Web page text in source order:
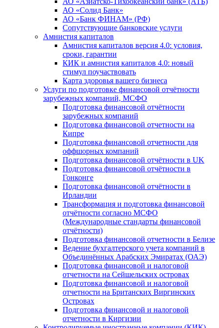
АО «Солид Банк»
АО «Банк ФИНАМ» (РФ)
Сопутствующие банковские услуги
Амнистия капиталов
Амнистия капиталов версия 4.0: условия,
сроки, гарантии
КИК и амнистия капиталов 4.0: новый
стимул поучаствовать
Карта здоровья вашего бизнеса
Услуги по подготовке финансовой отчётности
зарубежных компаний, МСФО
Подготовка финансовой отчётности
зарубежных компаний
Подготовка финансовой отчетности на
Кипре
Подготовка финансовой отчетности для
оффшорных компаний
Подготовка финансовой отчётности в UK
Подготовка финансовой отчётности в
Гонконге
Подготовка финансовой отчётности в
Ирландии
Трансформация и подготовка финансовой
отчётности согласно МСФО
(Международные стандарты финансовой
отчётности)
Подготовка финансовой отчетности в Белизе
Ведение бухгалтерского учета компаний в
Объединённых Арабских Эмиратах (ОАЭ)
Подготовка финансовой и налоговой
отчетности на Сейшельских островах
Подготовка финансовой и налоговой
отчетности на Британских Виргинских
Островах
Подготовка финансовой и налоговой
отчетности в Киргизии